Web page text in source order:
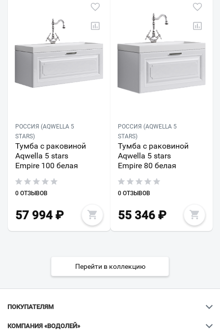
РОССИЯ (AQWELLA 5
STARS)
Тумба с раковиной
Aqwella 5 stars
Empire 100 белая
0 ОТЗЫВОВ
57 994 ₽
РОССИЯ (AQWELLA 5
STARS)
Тумба с раковиной
Aqwella 5 stars
Empire 80 белая
0 ОТЗЫВОВ
55 346₽
Перейти в коллекцию
ПОКУПАТЕЛЯМ
КОМПАНИЯ «ВОДОЛЕЙ»